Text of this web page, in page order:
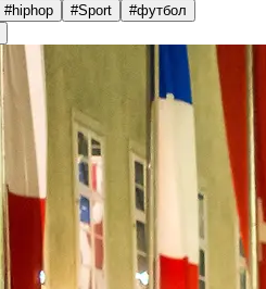
#hiphop #Sport #футбол